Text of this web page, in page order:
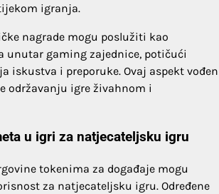
igranja.
nagrade mogu poslužiti kao
unutar gaming zajednice, potičući
iskustva i preporuke. Ovaj aspekt vođen
održavanju igre živahnom i
u igri za natjecateljsku igru
tokenima za događaje mogu
za natjecateljsku igru. Određene